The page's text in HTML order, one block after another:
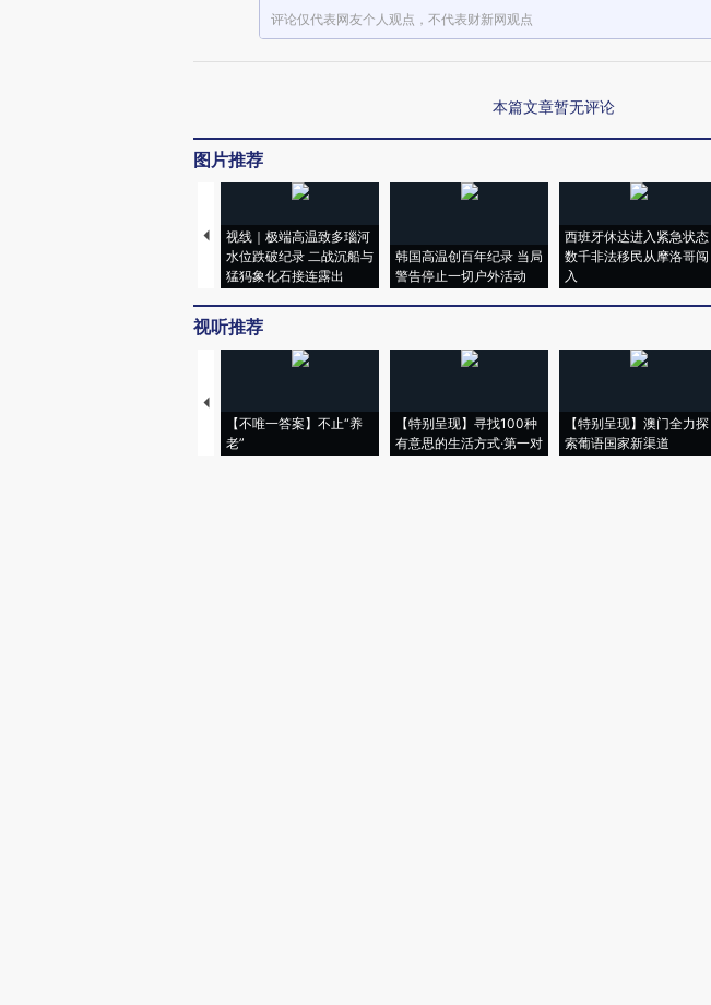
评论仅代表网友个人观点，不代表财新网观点
本篇文章暂无评论
图片推荐
视线｜极端高温致多瑙河
水位跌破纪录 二战沉船与
猛犸象化石接连露出
韩国高温创百年纪录 当局
警告停止一切户外活动
西班牙休达进入紧急状态
数千非法移民从摩洛哥闯
入
视听推荐
【不唯一答案】不止“养
老”
【特别呈现】寻找100种
有意思的生活方式·第一对
【特别呈现】澳门全力探
索葡语国家新渠道